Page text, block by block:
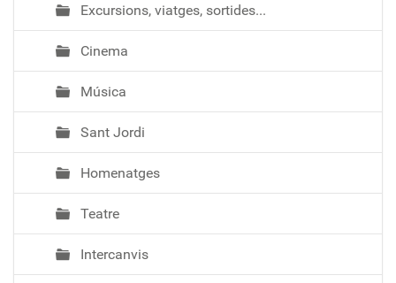
Excursions, viatges, sortides...
Cinema
Música
Sant Jordi
Homenatges
Teatre
Intercanvis